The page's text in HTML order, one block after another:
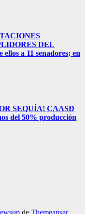
DEL
a 11 senadores; en
SEQUÍA! CAASD
del 50% producción
de Themeansar